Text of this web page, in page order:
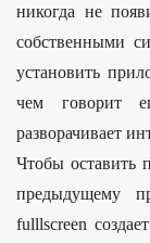
никогда не
собственными
установить
чем говорит
разворачивает
Чтобы оставить
предыдущему
fulllscreen